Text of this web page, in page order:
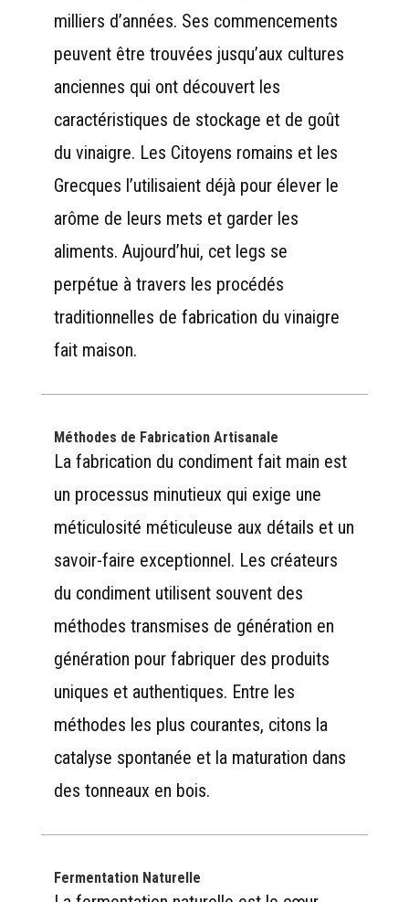
milliers d’années. Ses commencements
peuvent être trouvées jusqu’aux cultures
anciennes qui ont découvert les
caractéristiques de stockage et de goût
du vinaigre. Les Citoyens romains et les
Grecques l’utilisaient déjà pour élever le
arôme de leurs mets et garder les
aliments. Aujourd’hui, cet legs se
perpétue à travers les procédés
traditionnelles de fabrication du vinaigre
fait maison.
Méthodes de Fabrication Artisanale
La fabrication du condiment fait main est
un processus minutieux qui exige une
méticulosité méticuleuse aux détails et un
savoir-faire exceptionnel. Les créateurs
du condiment utilisent souvent des
méthodes transmises de génération en
génération pour fabriquer des produits
uniques et authentiques. Entre les
méthodes les plus courantes, citons la
catalyse spontanée et la maturation dans
des tonneaux en bois.
Fermentation Naturelle